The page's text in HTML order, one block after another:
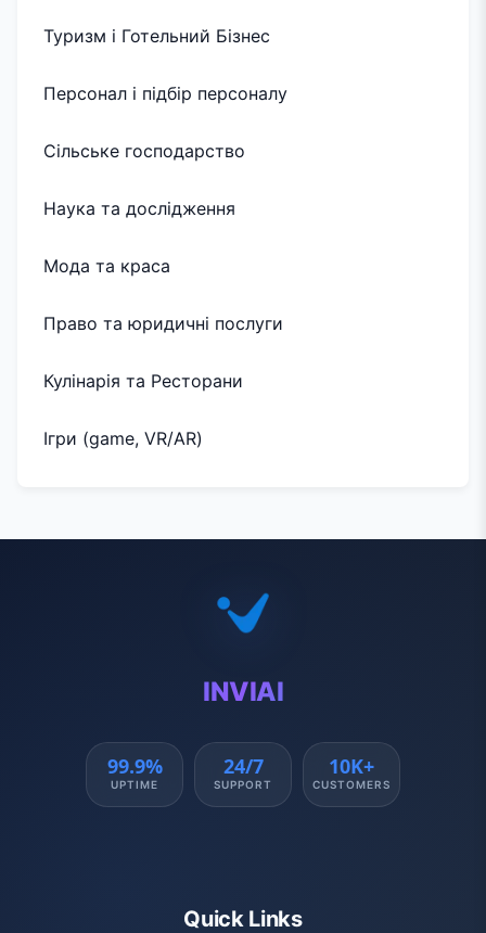
Туризм і Готельний Бізнес
Персонал і підбір персоналу
Сільське господарство
Наука та дослідження
Мода та краса
Право та юридичні послуги
Кулінарія та Ресторани
Ігри (game, VR/AR)
INVIAI
99.9%
UPTIME
24/7
SUPPORT
10K+
CUSTOMERS
Quick Links